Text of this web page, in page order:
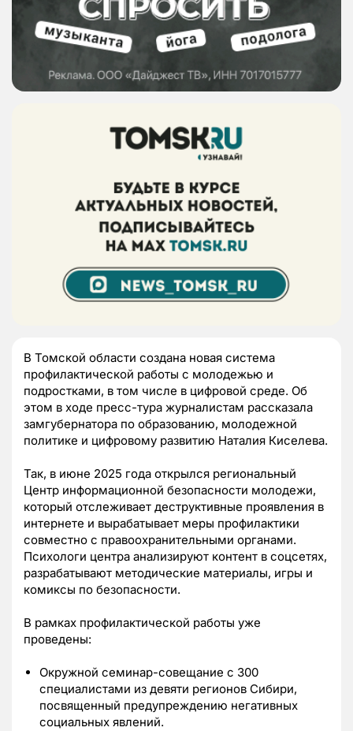
В Томской области создана новая система
профилактической работы с молодежью и
подростками, в том числе в цифровой среде. Об
этом в ходе пресс-тура журналистам рассказала
замгубернатора по образованию, молодежной
политике и цифровому развитию Наталия Киселева.
Так, в июне 2025 года открылся региональный
Центр информационной безопасности молодежи,
который отслеживает деструктивные проявления в
интернете и вырабатывает меры профилактики
совместно с правоохранительными органами.
Психологи центра анализируют контент в соцсетях,
разрабатывают методические материалы, игры и
комиксы по безопасности.
В рамках профилактической работы уже
проведены:
Окружной семинар-совещание с 300
специалистами из девяти регионов Сибири,
посвященный предупреждению негативных
социальных явлений.